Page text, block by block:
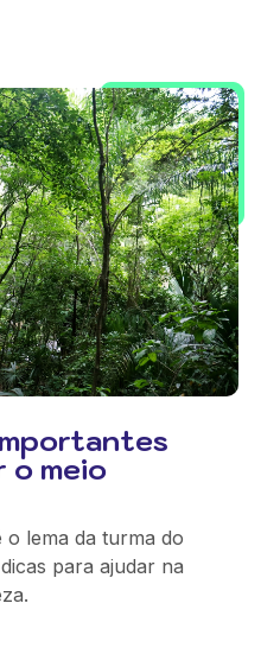
o meio
o lema da turma do
para ajudar na